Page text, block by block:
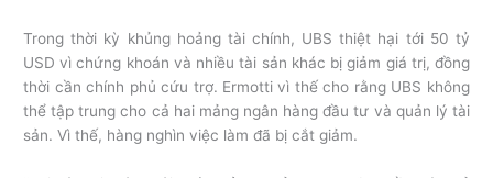
Trong thời kỳ khủng hoảng tài chính, UBS thiệt hại tới 50 tỷ
USD vì chứng khoán và nhiều tài sản khác bị giảm giá trị, đồng
thời cần chính phủ cứu trợ. Ermotti vì thế cho rằng UBS không
thể tập trung cho cả hai mảng ngân hàng đầu tư và quản lý tài
sản. Vì thế, hàng nghìn việc làm đã bị cắt giảm.